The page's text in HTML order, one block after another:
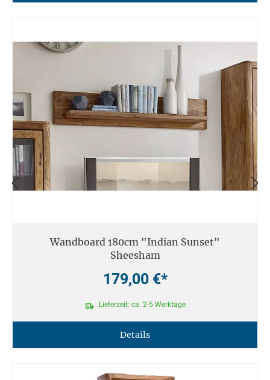
Wandboard 180cm "Indian Sunset"
Sheesham
179,00 €*
Lieferzeit: ca. 2-5 Werktage
Details